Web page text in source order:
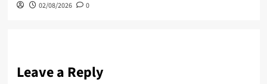
02/08/2026 0
Leave a Reply